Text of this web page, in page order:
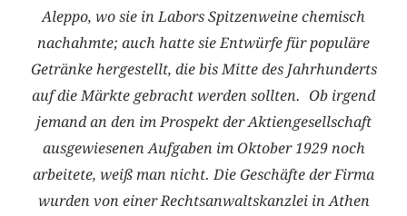
Aleppo, wo sie in Labors Spitzenweine chemisch
nachahmte; auch hatte sie Entwürfe für populäre
Getränke hergestellt, die bis Mitte des Jahrhunderts
auf die Märkte gebracht werden sollten. Ob irgend
jemand an den im Prospekt der Aktiengesellschaft
ausgewiesenen Aufgaben im Oktober 1929 noch
arbeitete, weiß man nicht. Die Geschäfte der Firma
wurden von einer Rechtsanwaltskanzlei in Athen